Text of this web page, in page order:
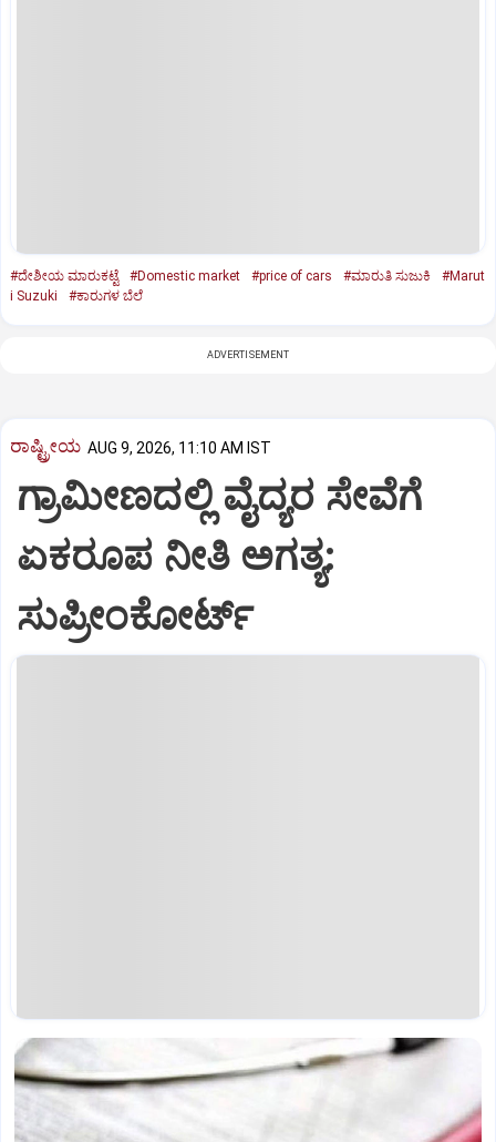
#ದೇಶೀಯ ಮಾರುಕಟ್ಟೆ #Domestic market #price of cars #ಮಾರುತಿ ಸುಜುಕಿ
#Marut
i Suzuki
#ಕಾರುಗಳ ಬೆಲೆ
ADVERTISEMENT
ರಾಷ್ಟ್ರೀಯ AUG 9, 2026, 11:10 AM IST
ಗ್ರಾಮೀಣದಲ್ಲಿ ವೈದ್ಯರ ಸೇವೆಗೆ
ಏಕರೂಪ ನೀತಿ ಅಗತ್ಯ:
ಸುಪ್ರೀಂಕೋರ್ಟ್‌